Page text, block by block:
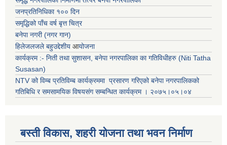
जनप्रतिनिधिका १०० दिन
समृद्धिको पाँच वर्ष बृत्त चित्र
बनेपा नगरी (नगर गान)
हिलेजलजले बहुउद्देशीय आयोजना
कार्यक्रम :- निती तथा सुशासन, बनेपा नगरपालिका का गतिविधीहरु (Niti Tatha
Susasan)
NTV को विम्ब प्रतिविम्ब कार्यक्रममा प्रसारण गरिएकोबनेपा नगरपालिकको
गतिबिधि र समसामयिक विषयसंग सम्बन्धित कार्यक्रम । २०७५।०५।०४
बस्ती विकास, शहरी योजना तथा भवन निर्माण